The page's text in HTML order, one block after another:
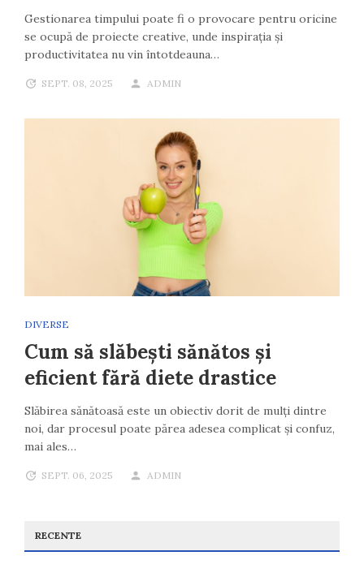
Gestionarea timpului poate fi o provocare pentru oricine
se ocupă de proiecte creative, unde inspirația și
productivitatea nu vin întotdeauna…
SEPT. 08, 2025 ADMIN
DIVERSE
Cum să slăbești sănătos și
eficient fără diete drastice
Slăbirea sănătoasă este un obiectiv dorit de mulți dintre
noi, dar procesul poate părea adesea complicat și confuz,
mai ales…
SEPT. 06, 2025 ADMIN
RECENTE